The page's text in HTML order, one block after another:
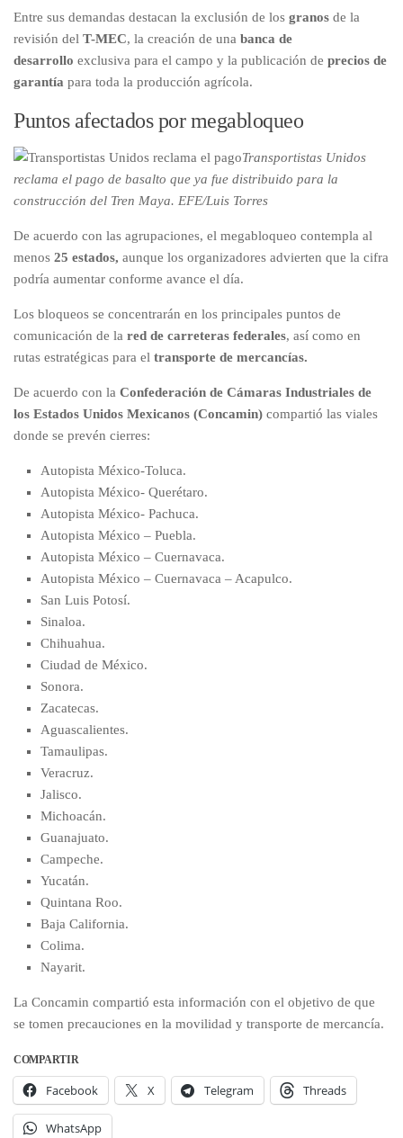
Entre sus demandas destacan la exclusión de los granos de la
revisión del T-MEC, la creación de una banca de
desarrollo exclusiva para el campo y la publicación de precios de
garantía para toda la producción agrícola.
Puntos afectados por megabloqueo
Transportistas Unidos
reclama el pago de basalto que ya fue distribuido para la
construcción del Tren Maya. EFE/Luis Torres
De acuerdo con las agrupaciones, el megabloqueo contempla al
menos 25 estados, aunque los organizadores advierten que la cifra
podría aumentar conforme avance el día.
Los bloqueos se concentrarán en los principales puntos de
comunicación de la red de carreteras federales, así como en
rutas estratégicas para el transporte de mercancías.
De acuerdo con la Confederación de Cámaras Industriales de
los Estados Unidos Mexicanos (Concamin) compartió las viales
donde se prevén cierres:
Autopista México-Toluca.
Autopista México- Querétaro.
Autopista México- Pachuca.
Autopista México – Puebla.
Autopista México – Cuernavaca.
Autopista México – Cuernavaca – Acapulco.
San Luis Potosí.
Sinaloa.
Chihuahua.
Ciudad de México.
Sonora.
Zacatecas.
Aguascalientes.
Tamaulipas.
Veracruz.
Jalisco.
Michoacán.
Guanajuato.
Campeche.
Yucatán.
Quintana Roo.
Baja California.
Colima.
Nayarit.
La Concamin compartió esta información con el objetivo de que
se tomen precauciones en la movilidad y transporte de mercancía.
COMPARTIR
Facebook X Telegram Threads
WhatsApp